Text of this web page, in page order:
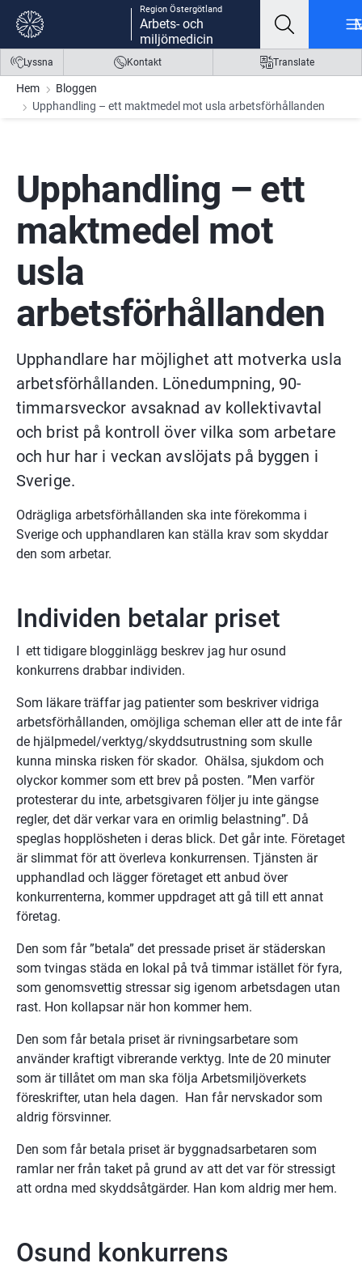
Gå till innehåll
Gå till meny
Gå till sidfot
Region Östergötland
Arbets- och
miljömedicin
Lyssna Kontakt Translate
Hem
Bloggen
Upphandling – ett maktmedel mot usla arbetsförhållanden
Upphandling – ett
maktmedel mot
usla
arbetsförhållanden
Upphandlare har möjlighet att motverka usla
arbetsförhållanden. Lönedumpning, 90-
timmarsveckor avsaknad av kollektivavtal
och brist på kontroll över vilka som arbetare
och hur har i veckan avslöjats på byggen i
Sverige.
Odrägliga arbetsförhållanden ska inte förekomma i
Sverige och upphandlaren kan ställa krav som skyddar
den som arbetar.
Individen betalar priset
I  ett tidigare blogginlägg beskrev jag hur osund
konkurrens drabbar individen.
Som läkare träffar jag patienter som beskriver vidriga
arbetsförhållanden, omöjliga scheman eller att de inte får
de hjälpmedel/verktyg/skyddsutrustning som skulle
kunna minska risken för skador.  Ohälsa, sjukdom och
olyckor kommer som ett brev på posten. ”Men varför
protesterar du inte, arbetsgivaren följer ju inte gängse
regler, det där verkar vara en orimlig belastning”. Då
speglas hopplösheten i deras blick. Det går inte. Företaget
är slimmat för att överleva konkurrensen. Tjänsten är
upphandlad och lägger företaget ett anbud över
konkurrenterna, kommer uppdraget att gå till ett annat
företag.
Den som får ”betala” det pressade priset är städerskan
som tvingas städa en lokal på två timmar istället för fyra,
som genomsvettig stressar sig igenom arbetsdagen utan
rast. Hon kollapsar när hon kommer hem.
Den som får betala priset är rivningsarbetare som
använder kraftigt vibrerande verktyg. Inte de 20 minuter
som är tillåtet om man ska följa Arbetsmiljöverkets
föreskrifter, utan hela dagen.  Han får nervskador som
aldrig försvinner.
Den som får betala priset är byggnadsarbetaren som
ramlar ner från taket på grund av att det var för stressigt
att ordna med skyddsåtgärder. Han kom aldrig mer hem.
Osund konkurrens